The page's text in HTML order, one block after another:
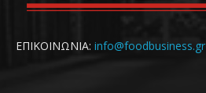
ΕΠΙΚΟΙΝΩΝΙΑ: info@foodbusiness.gr